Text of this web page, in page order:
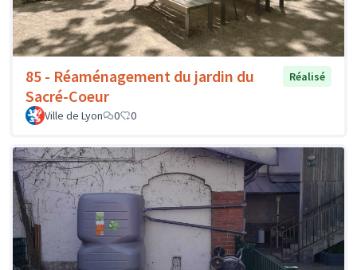
85 - Réaménagement du jardin du
Sacré-Coeur
Réalisé
Ville de Lyon 0 0